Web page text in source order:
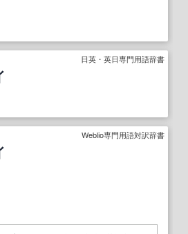
日英・英日専門用語辞書
Weblio専門用語対訳辞書